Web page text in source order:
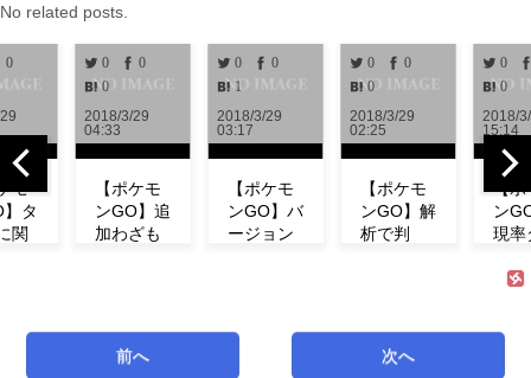
No related posts.
0
モ
タ
関
0
0
0
2018/3/29
04:33
【ポケモ
ンGO】追
加わざも
紹介！
【リサー
0
0
1
2018/3/29
03:17
【ポケモ
ンGO】バ
ージョン
0
0
0
2018/3/29
02:25
【ポケモ
ンGO】解
析で判
報酬一覧
まとめ
0
0
2018/
15:14
【ポ
ン
現率
ベ
前へ 次へ